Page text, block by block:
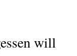
will